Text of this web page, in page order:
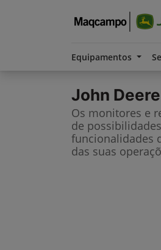
Equipamentos
John Deere
Os monitores e
de
funcionalidades
das suas